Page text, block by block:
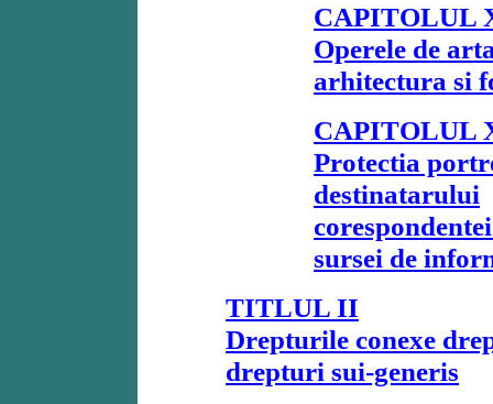
CAPITOLUL
Operele de
arhitectura si
CAPITOLUL
Protectia
destinatarului
sursei de
TITLUL II
Drepturile conexe
drepturi sui-generis